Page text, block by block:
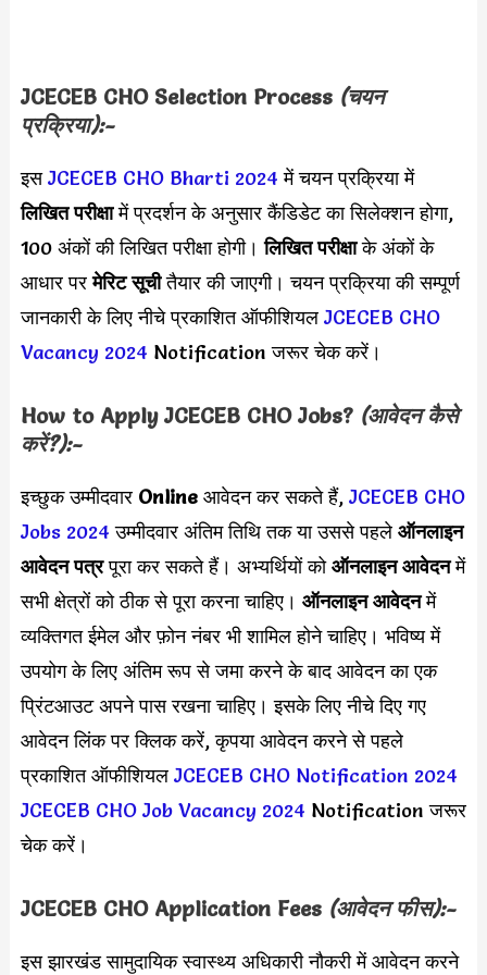
JCECEB CHO Selection Process (चयन
प्रक्रिया):-
इसJCECEB CHO Bharti 2024 में चयन प्रक्रिया में
लिखित परीक्षामें प्रदर्शन के अनुसार कैंडिडेट का सिलेक्शन होगा,
100 अंकों की लिखित परीक्षा होगी।लिखित परीक्षाके अंकों के
आधार परमेरिट सूचीतैयार की जाएगी। चयन प्रक्रिया की सम्पूर्ण
जानकारी के लिए नीचे प्रकाशित ऑफीशियल JCECEB CHO
Vacancy 2024 Notification जरूर चेक करें।
How to Apply JCECEB CHO Jobs?(आवेदन कैसे
करें?):-
इच्छुक उम्मीदवार Online आवेदन कर सकते हैं, JCECEB CHO
Jobs 2024 उम्मीदवार अंतिम तिथि तक या उससे पहले ऑनलाइन
आवेदन पत्रपूरा कर सकते हैं। अभ्यर्थियों कोऑनलाइन आवेदनमें
सभी क्षेत्रों को ठीक से पूरा करना चाहिए। ऑनलाइन आवेदनमें
व्यक्तिगत ईमेल और फ़ोन नंबर भी शामिल होने चाहिए। भविष्य में
उपयोग के लिए अंतिम रूप से जमा करने के बाद आवेदन का एक
प्रिंटआउट अपने पास रखना चाहिए। इसके लिए नीचे दिए गए
आवेदन लिंक पर क्लिक करें, कृपया आवेदन करने से पहले
प्रकाशित ऑफीशियल JCECEB CHO Notification 2024
JCECEB CHO Job Vacancy 2024 Notification जरूर
चेक करें।
JCECEB CHO Application Fees (आवेदन फीस):-
इस झारखंड सामुदायिक स्वास्थ्य अधिकारी नौकरी में आवेदन करने